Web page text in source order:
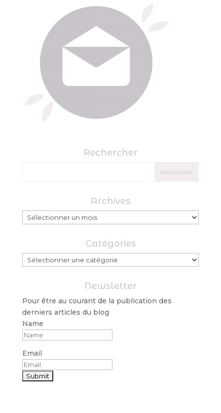
Rechercher
Archives
Archives
Catégories
Catégories
Newsletter
Pour être au courant de la publication des
derniers articles du blog
Name
Email